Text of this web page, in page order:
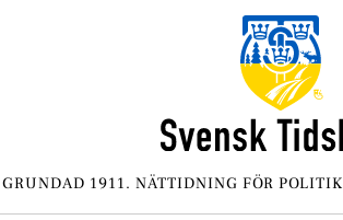
GRUNDAD 1911. NÄTTIDNING FÖR